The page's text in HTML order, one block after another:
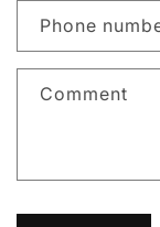
Phone
Comment